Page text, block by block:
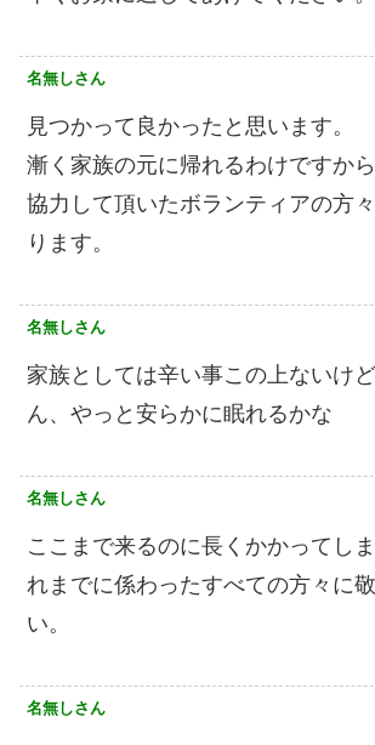
名無しさん
見つかって良かったと思います。
漸く家族の元に帰れるわけですか
協力して頂いたボランティアの方
ります。
名無しさん
家族としては辛い事この上ないけ
ん、やっと安らかに眠れるかな
名無しさん
ここまで来るのに長くかかってし
れまでに係わったすべての方々に
い。
名無しさん